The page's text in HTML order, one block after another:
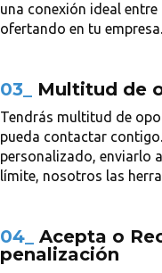
una conexión ideal
ofertando en tu empresa.
03_ Multitud de
Tendrás multitud de
pueda contactar
personalizado, enviarlo
límite, nosotros las
04_
Acepta o
penalización